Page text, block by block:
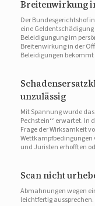
Breitenwirkung
Der Bundesgerichtshof
eine
Beleidigungung im
Breitenwirkung in der
Beleidigungen
unzulässig
Mit Spannung wurde
Pechstein‘‘ erwartet. In
Frage der Wirksamkeit
Wettkampfbedingungen
und Juristen erhofften
Scan nicht
Abmahnungen wegen
leichtfertig